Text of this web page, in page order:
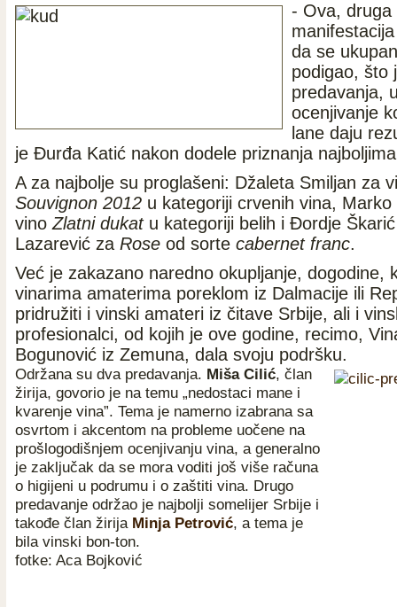
- Ova, druga
da se
podigao, što
predavanja,
ocenjivanje
lane daju
je Đurđa Katić nakon dodele priznanja
A za najbolje su proglašeni: Džaleta Smiljan za
Souvignon 2012 u kategoriji crvenih vina, Marko
vino Zlatni dukatu kategoriji belih i Đordje
Lazarević za Rose od sorte cabernet franc.
Već je zakazano naredno okupljanje, dogodine,
vinarima amaterima poreklom iz Dalmacije ili
pridružiti i vinski amateri iz čitave Srbije, ali i
profesionalci, od kojih je ove godine, recimo,
Bogunović iz Zemuna, dala svoju podršku.
Održana su dva predavanja. Miša Cilić, član
žirija, govorio je na temu „nedostaci mane i
kvarenje vina”. Tema je namerno izabrana sa
osvrtom i akcentom na probleme uočene na
prošlogodišnjem ocenjivanju vina, a generalno
je zaključak da se mora voditi još više računa
o higijeni u podrumu i o zaštiti vina. Drugo
predavanje održao je najbolji somelijer Srbije i
takođe član žirija Minja Petrović, a tema je
bila vinski bon-ton.
fotke: Aca Bojković